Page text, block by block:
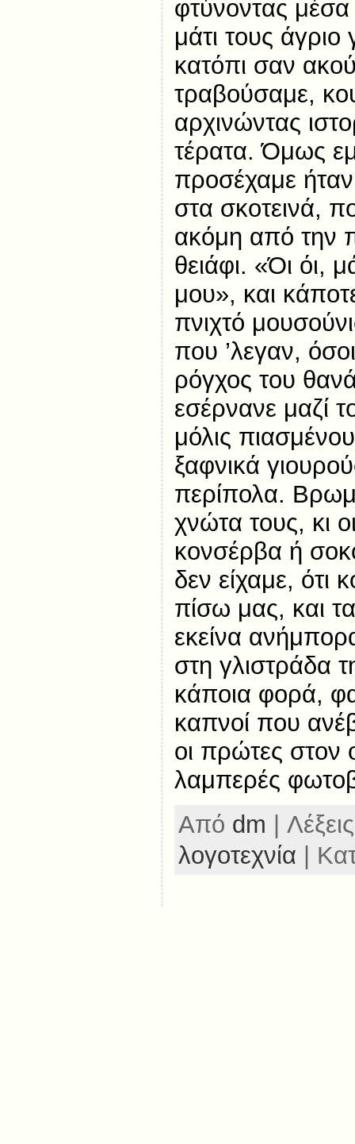
φτύνοντας μέσα
μάτι τους
κατόπι σαν
τραβούσαμε,
αρχινώντας
τέρατα. Όμως
προσέχαμε
στα σκοτεινά,
ακόμη από την
θειάφι. «Όι όι,
μου», και
πνιχτό
που ’λεγαν,
ρόγχος του
εσέρνανε μαζί
μόλις
ξαφνικά
περίπολα.
χνώτα τους, κι
κονσέρβα ή
δεν είχαμε, ότι
πίσω μας, και
εκείνα
στη γλιστράδα
κάποια φορά,
καπνοί που
οι πρώτες στον
λαμπερές
Από dm |
λογοτεχνία |